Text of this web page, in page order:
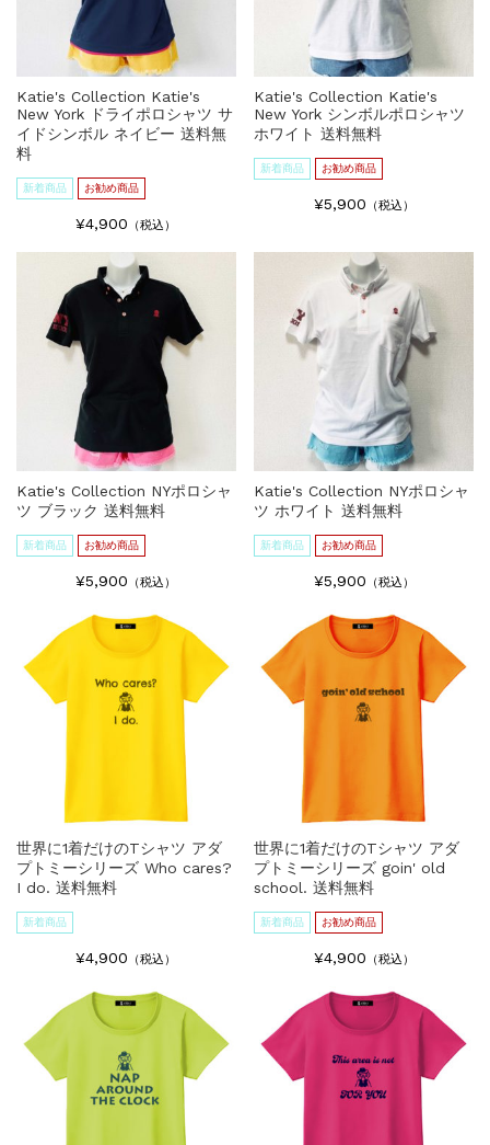
Katie's Collection Katie's
New York ドライポロシャツ サ
イドシンボル ネイビー 送料無
料
新着商品 お勧め商品
¥4,900 （税込）
Katie's Collection Katie's
New York シンボルポロシャツ
ホワイト 送料無料
新着商品 お勧め商品
¥5,900 （税込）
Katie's Collection NYポロシャ
ツ ブラック 送料無料
新着商品 お勧め商品
¥5,900 （税込）
Katie's Collection NYポロシャ
ツ ホワイト 送料無料
新着商品 お勧め商品
¥5,900 （税込）
世界に1着だけのTシャツ アダ
プトミーシリーズ Who cares?
I do. 送料無料
新着商品
¥4,900 （税込）
世界に1着だけのTシャツ アダ
プトミーシリーズ goin' old
school. 送料無料
新着商品 お勧め商品
¥4,900 （税込）